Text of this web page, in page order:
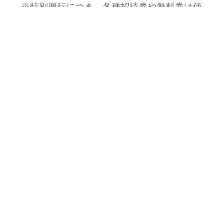
※特別興行につき、各種招待券や無料券は使